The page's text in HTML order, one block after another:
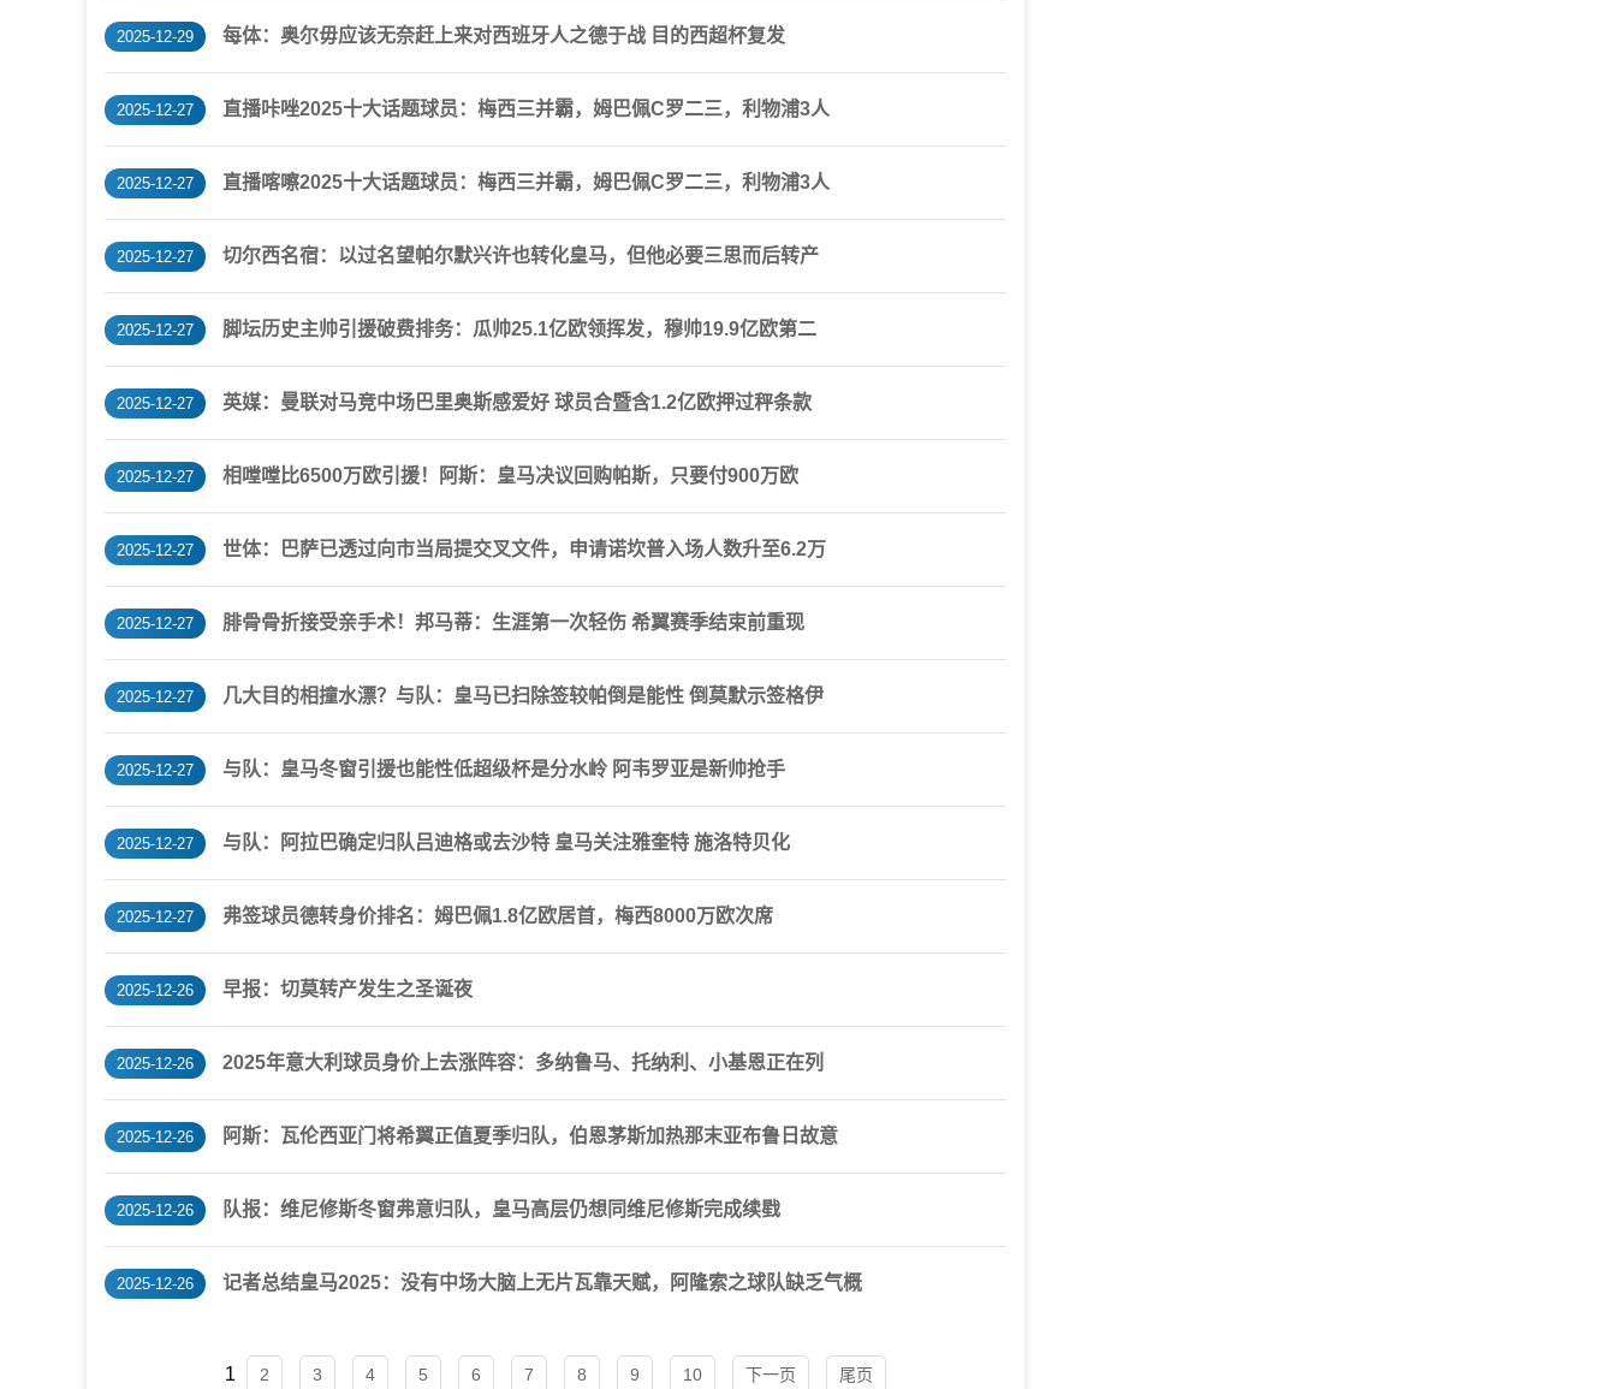
2025-12-29 每体：奥尔毋应该无奈赶上来对西班牙人之德于战 目的西超杯复发
2025-12-27 直播咔唑2025十大话题球员：梅西三并霸，姆巴佩C罗二三，利物浦3人
2025-12-27 直播喀嚓2025十大话题球员：梅西三并霸，姆巴佩C罗二三，利物浦3人
2025-12-27 切尔西名宿：以过名望帕尔默兴许也转化皇马，但他必要三思而后转产
2025-12-27 脚坛历史主帅引援破费排务：瓜帅25.1亿欧领挥发，穆帅19.9亿欧第二
2025-12-27 英媒：曼联对马竞中场巴里奥斯感爱好 球员合暨含1.2亿欧押过秤条款
2025-12-27 相嘡嘡比6500万欧引援！阿斯：皇马决议回购帕斯，只要付900万欧
2025-12-27 世体：巴萨已透过向市当局提交叉文件，申请诺坎普入场人数升至6.2万
2025-12-27 腓骨骨折接受亲手术！邦马蒂：生涯第一次轻伤 希翼赛季结束前重现
2025-12-27 几大目的相撞水漂？与队：皇马已扫除签较帕倒是能性 倒莫默示签格伊
2025-12-27 与队：皇马冬窗引援也能性低超级杯是分水岭 阿韦罗亚是新帅抢手
2025-12-27 与队：阿拉巴确定归队吕迪格或去沙特 皇马关注雅奎特 施洛特贝化
2025-12-27 弗签球员德转身价排名：姆巴佩1.8亿欧居首，梅西8000万欧次席
2025-12-26 早报：切莫转产发生之圣诞夜
2025-12-26 2025年意大利球员身价上去涨阵容：多纳鲁马、托纳利、小基恩正在列
2025-12-26 阿斯：瓦伦西亚门将希翼正值夏季归队，伯恩茅斯加热那末亚布鲁日故意
2025-12-26 队报：维尼修斯冬窗弗意归队，皇马高层仍想同维尼修斯完成续戥
2025-12-26 记者总结皇马2025：没有中场大脑上无片瓦靠天赋，阿隆索之球队缺乏气概
1 2 3 4 5 6 7 8 9 10 下一页 尾页